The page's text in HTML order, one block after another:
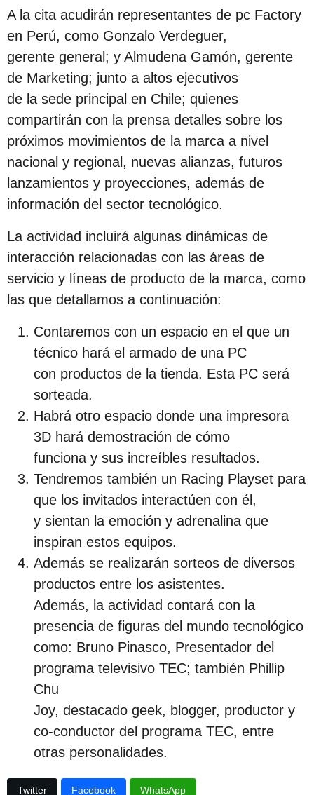
a
p
u
b
l
i
c
a
c
i
n
A la cita acudirán representantes de pc Factory
en Perú, como Gonzalo Verdeguer,
gerente general; y Almudena Gamón, gerente
de Marketing; junto a altos ejecutivos
de la sede principal en Chile; quienes
compartirán con la prensa detalles sobre los
próximos movimientos de la marca a nivel
nacional y regional, nuevas alianzas, futuros
lanzamientos y proyecciones, además de
información del sector tecnológico.
La actividad incluirá algunas dinámicas de
interacción relacionadas con las áreas de
servicio y líneas de producto de la marca, como
las que detallamos a continuación:
Contaremos con un espacio en el que un
técnico hará el armado de una PC
con productos de la tienda. Esta PC será
sorteada.
Habrá otro espacio donde una impresora
3D hará demostración de cómo
funciona y sus increíbles resultados.
Tendremos también un Racing Playset para
que los invitados interactúen con él,
y sientan la emoción y adrenalina que
inspiran estos equipos.
Además se realizarán sorteos de diversos
productos entre los asistentes.
Además, la actividad contará con la
presencia de figuras del mundo tecnológico
como: Bruno Pinasco, Presentador del
programa televisivo TEC; también Phillip
Chu
Joy, destacado geek, blogger, productor y
co-conductor del programa TEC, entre
otras personalidades.
Twitter Facebook WhatsApp